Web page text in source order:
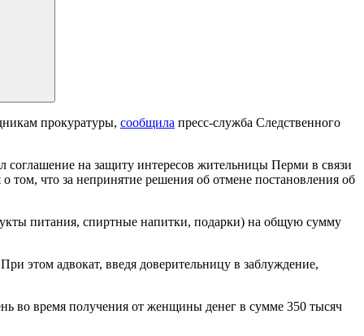
прокуратуры, сообщила пресс-служба Следственного
соглашение на защиту интересов жительницы Перми в связи
что за непринятие решения об отмене постановления об
питания, спиртные напитки, подарки) на общую сумму
этом адвокат, введя доверительницу в заблуждение,
во время получения от женщины денег в сумме 350 тысяч